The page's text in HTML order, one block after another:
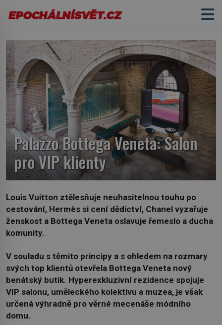
Palazzo Bottega Veneta: Salon
pro VIP klienty
Louis Vuitton ztělesňuje neuhasitelnou touhu po
cestování, Hermès si cení dědictví, Chanel vyzařuje
ženskost a Bottega Veneta oslavuje řemeslo a ducha
komunity.
V souladu s těmito principy a s ohledem na rozmary
svých top klientů otevřela Bottega Veneta nový
benátský butik. Hyperexkluzivní rezidence spojuje
VIP salonu, uměleckého kolektivu a muzea, je však
určená výhradně pro věrné mecenáše módního
domu.